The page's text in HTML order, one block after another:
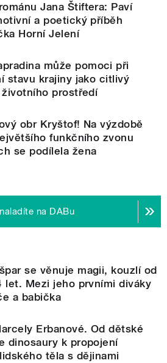
Jana Štiftera: Paví
a poetický příběh
Horní Jelení
může pomoci při
stavu krajiny jako citlivý
životního prostředí
obr Kryštof! Na výzdobě
funkčního zvonu
se podílela žena
na DABu
se věnuje magii, kouzlí od
let. Mezi jeho prvními diváky
a babička
Erbanové. Od dětské
dinosaury k propojení
těla s dějinami